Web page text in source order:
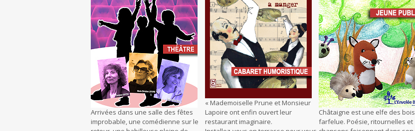
Arrivées dans une salle des fêtes
improbable, une comédienne sur le
« Mademoiselle Prune et Monsieur
Lapoire ont enfin ouvert leur
restaurant imaginaire.
Châtaigne est une elfe des bois
farfelue. Poésie, ritournelles et